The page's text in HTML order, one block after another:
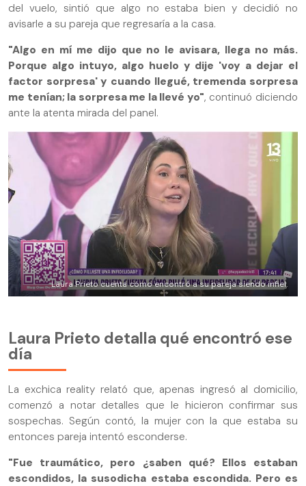
del vuelo, sintió que algo no estaba bien y decidió no
avisarle a su pareja que regresaría a la casa.
"Algo en mí me dijo que no le avisara, llega no más.
Porque algo intuyo, algo huelo y dije 'voy a dejar el
factor sorpresa' y cuando llegué, tremenda sorpresa
me tenían; la sorpresa me la llevé yo", continuó diciendo
ante la atenta mirada del panel.
Laura Prieto cuenta cómo encontró a su pareja siendo infiel.
Laura Prieto detalla qué encontró ese
día
La exchica reality relató que, apenas ingresó al domicilio,
comenzó a notar detalles que le hicieron confirmar sus
sospechas. Según contó, la mujer con la que estaba su
entonces pareja intentó esconderse.
"Fue traumático, pero ¿saben qué? Ellos estaban
escondidos, la susodicha estaba escondida. Pero es